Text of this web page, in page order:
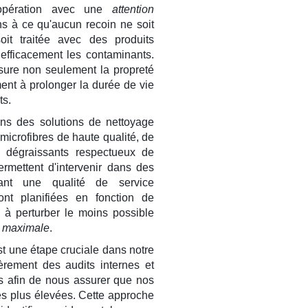
avec une attention
à ce qu'aucun recoin ne soit
traitée avec des produits
les contaminants.
non seulement la propreté
à prolonger la durée de vie
des solutions de nettoyage
de haute qualité, de
respectueux de
d'intervenir dans des
une qualité de service
planifiées en fonction de
perturber le moins possible
.
une étape cruciale dans notre
des audits internes et
afin de nous assurer que nos
plus élevées. Cette approche